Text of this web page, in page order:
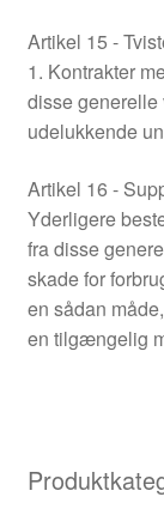
Artikel 15 -
1. Kontrakter
disse generelle
udelukkende
Artikel 16 -
Yderligere
fra disse
skade for
en sådan
en tilgængelig